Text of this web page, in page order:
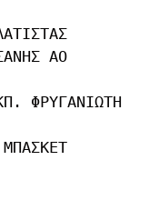
ΑΟ
ΦΡΥΓΑΝΙΩΤΗ